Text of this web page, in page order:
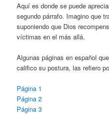
Aquí es donde se puede
segundo párrafo. Imagino que
suponiendo que Dios
víctimas en el más allá.
Algunas páginas en español
califico su postura, las refiero
Página 1
Página 2
Página 3